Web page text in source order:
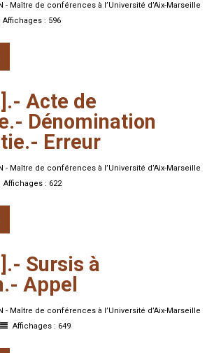
- Maître de conférences à l’Université d’Aix-Marseille
Affichages : 596
Acte de
Dénomination
Erreur
- Maître de conférences à l’Université d’Aix-Marseille
Affichages : 622
Sursis à
Appel
- Maître de conférences à l’Université d’Aix-Marseille
Affichages : 649